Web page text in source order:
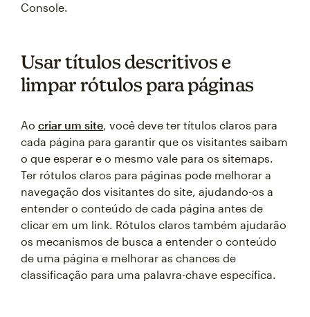
Console.
Usar títulos descritivos e
limpar rótulos para páginas
Ao criar um site, você deve ter títulos claros para
cada página para garantir que os visitantes saibam
o que esperar e o mesmo vale para os sitemaps.
Ter rótulos claros para páginas pode melhorar a
navegação dos visitantes do site, ajudando-os a
entender o conteúdo de cada página antes de
clicar em um link. Rótulos claros também ajudarão
os mecanismos de busca a entender o conteúdo
de uma página e melhorar as chances de
classificação para uma palavra-chave específica.